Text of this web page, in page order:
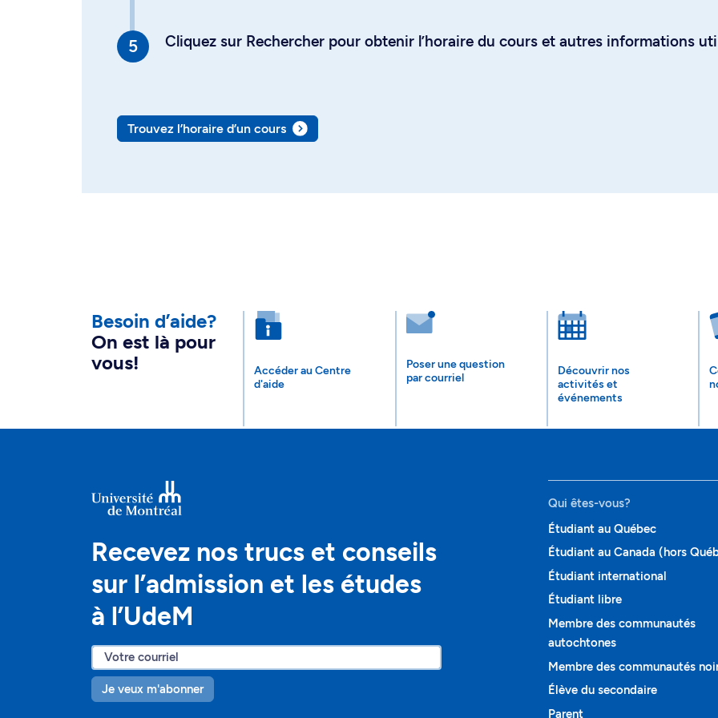
Cliquez sur Rechercher pour obtenir l’horaire du cours et autres informations
Trouvez l’horaire d’un cours
Besoin d’aide?
On est là pour
vous!
Accéder au Centre
d'aide
Poser une question
par courriel
Découvrir nos
activités et
événements
Recevez nos trucs et conseils
sur l’admission et les études
à l’UdeM
Je veux m'abonner
Qui êtes-vous?
Étudiant au Québec
Étudiant au Canada (hors
Étudiant international
Étudiant libre
Membre des communautés
autochtones
Membre des communautés
Élève du secondaire
Parent